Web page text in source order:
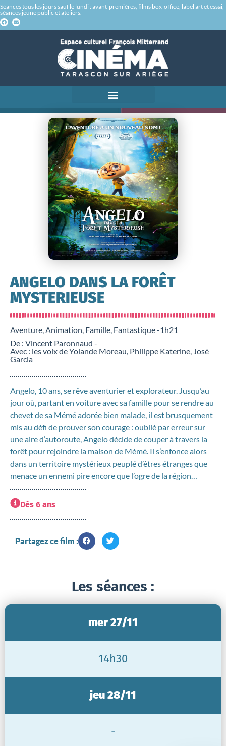
Séances tous les jours sauf le lundi : avant-premières, films box-office, label art et essai,
séances jeune public et ateliers.
ANGELO DANS LA FORÊT
MYSTERIEUSE
Aventure, Animation, Famille, Fantastique -1h21
De : Vincent Paronnaud -
Avec : les voix de Yolande Moreau, Philippe Katerine, José
Garcia
Angelo, 10 ans, se rêve aventurier et explorateur. Jusqu’au
jour où, partant en voiture avec sa famille pour se rendre au
chevet de sa Mémé adorée bien malade, il est brusquement
mis au défi de prouver son courage : oublié par erreur sur
une aire d’autoroute, Angelo décide de couper à travers la
forêt pour rejoindre la maison de Mémé. Il s’enfonce alors
dans un territoire mystérieux peuplé d’êtres étranges que
menace un ennemi pire encore que l’ogre de la région…
Dès 6 ans
Partagez ce film :
Les séances :
mer 27/11
14h30
jeu 28/11
-